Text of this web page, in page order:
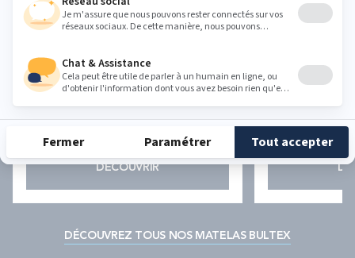
Couchage quotidien, gabarits moyens
BULTEX® Nano, 19cm
DÉCOUVRIR
BULTEX®
DÉCOUVREZ TOUS NOS MATELAS BULTEX